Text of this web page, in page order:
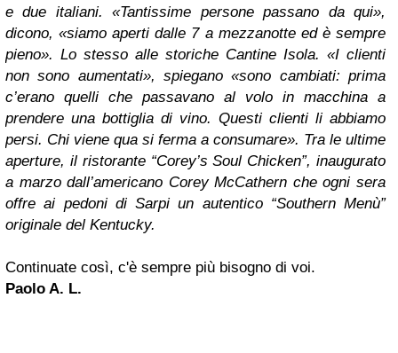
e due italiani. «Tantissime persone passano da qui»,
dicono, «siamo aperti dalle 7 a mezzanotte ed è sempre
pieno». Lo stesso alle storiche Cantine Isola. «I clienti
non sono aumentati», spiegano «sono cambiati: prima
c’erano quelli che passavano al volo in macchina a
prendere una bottiglia di vino. Questi clienti li abbiamo
persi. Chi viene qua si ferma a consumare». Tra le ultime
aperture, il ristorante “Corey’s Soul Chicken”, inaugurato
a marzo dall’americano Corey McCathern che ogni sera
offre ai pedoni di Sarpi un autentico “Southern Menù”
originale del Kentucky.
Continuate così, c'è sempre più bisogno di voi.
Paolo A. L.